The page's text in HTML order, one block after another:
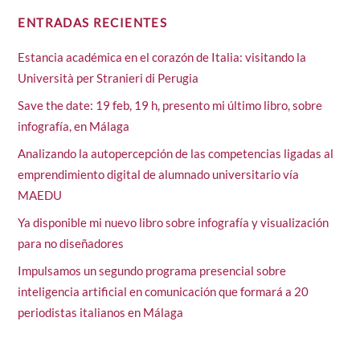
ENTRADAS RECIENTES
Estancia académica en el corazón de Italia: visitando la
Università per Stranieri di Perugia
Save the date: 19 feb, 19 h, presento mi último libro, sobre
infografía, en Málaga
Analizando la autopercepción de las competencias ligadas al
emprendimiento digital de alumnado universitario vía
MAEDU
Ya disponible mi nuevo libro sobre infografía y visualización
para no diseñadores
Impulsamos un segundo programa presencial sobre
inteligencia artificial en comunicación que formará a 20
periodistas italianos en Málaga